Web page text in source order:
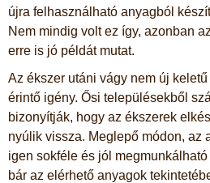
újra felhasználható anyagból
Nem mindig volt ez így, azonban
erre is jó példát mutat.
Az ékszer utáni vágy nem új
érintő igény. Ősi településekből
bizonyítják, hogy az ékszerek
nyúlik vissza. Meglepő módon, az
igen sokféle és jól
bár az elérhető anyagok